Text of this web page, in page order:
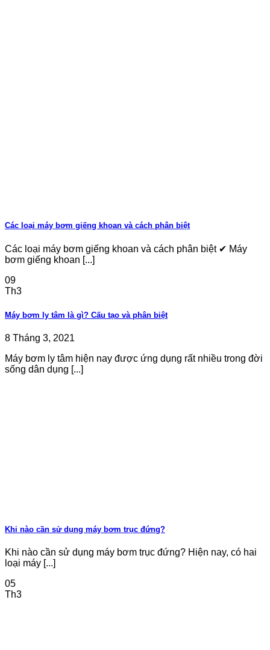
Các loại máy bơm giếng khoan và cách phân biệt
Các loại máy bơm giếng khoan và cách phân biệt ✔ Máy
bơm giếng khoan [...]
09
Th3
Máy bơm ly tâm là gì? Cấu tạo và phân biệt
8 Tháng 3, 2021
Máy bơm ly tâm hiện nay được ứng dụng rất nhiều trong đời
sống dân dụng [...]
Khi nào cần sử dụng máy bơm trục đứng?
Khi nào cần sử dụng máy bơm trục đứng? Hiện nay, có hai
loại máy [...]
05
Th3